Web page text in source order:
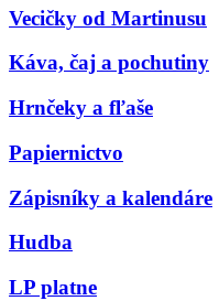
Vecičky od Martinusu
Káva, čaj a pochutiny
Hrnčeky a fľaše
Papiernictvo
Zápisníky a kalendáre
Hudba
LP platne